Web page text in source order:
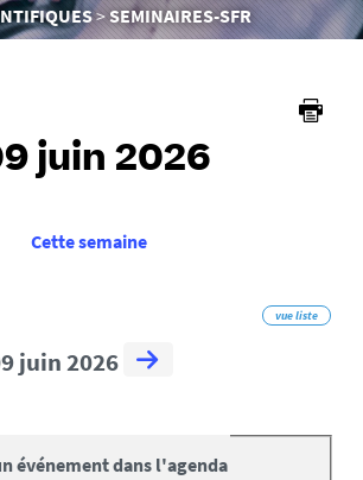
SEMINAIRES-SFR
juin 2026
Cette semaine
vue liste
juin 2026
événement dans l'agenda